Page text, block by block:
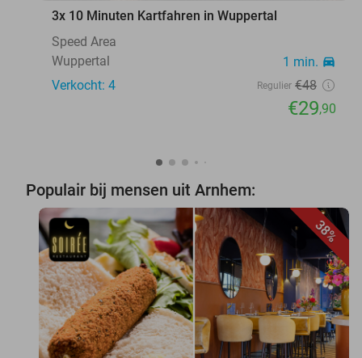
3x 10 Minuten Kartfahren in Wuppertal
Speed Area
Wuppertal
1 min. directions_car
Verkocht: 4 Regulier €48
€29,90
Populair bij mensen uit Arnhem:
38%